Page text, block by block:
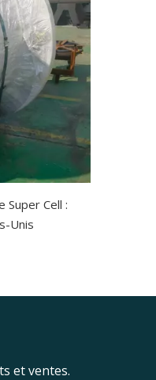
Super Cell :
Unis
et ventes.